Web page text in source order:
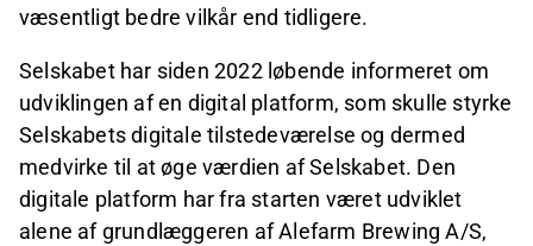
væsentligt bedre vilkår end tidligere.
Selskabet har siden 2022 løbende informeret om
udviklingen af en digital platform, som skulle styrke
Selskabets digitale tilstedeværelse og dermed
medvirke til at øge værdien af Selskabet. Den
digitale platform har fra starten været udviklet
alene af grundlæggeren af Alefarm Brewing A/S,